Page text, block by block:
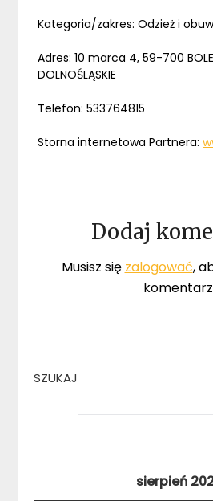
Kategoria/zakres: Odzież i
Adres: 10 marca 4, 59-700
DOLNOŚLĄSKIE
Telefon: 533764815
Storna internetowa Partnera:
Dodaj
Musisz się zalogować,
SZUKAJ
sierpień